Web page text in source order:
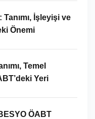
İşleyişi ve
Önemi
Temel
Yeri
ÖABT